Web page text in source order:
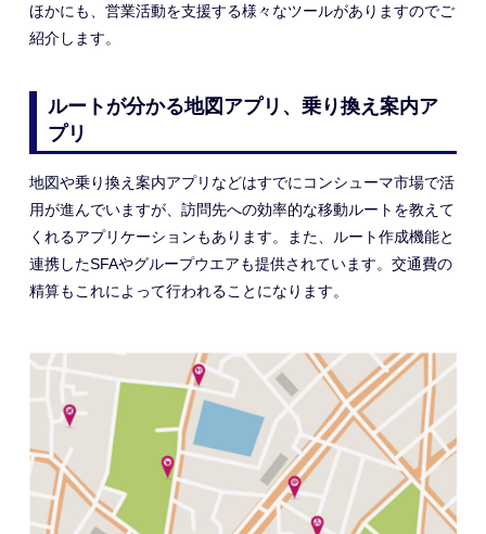
ほかにも、営業活動を支援する様々なツールがありますのでご
紹介します。
ルートが分かる地図アプリ、乗り換え案内ア
プリ
地図や乗り換え案内アプリなどはすでにコンシューマ市場で活
用が進んでいますが、訪問先への効率的な移動ルートを教えて
くれるアプリケーションもあります。また、ルート作成機能と
連携したSFAやグループウエアも提供されています。交通費の
精算もこれによって行われることになります。